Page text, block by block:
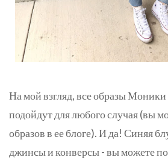
На мой взгляд, все образы
подойдут для любого случая (вы
образов в ее блоге). И да! Синяя
джинсы и конверсы - вы можете